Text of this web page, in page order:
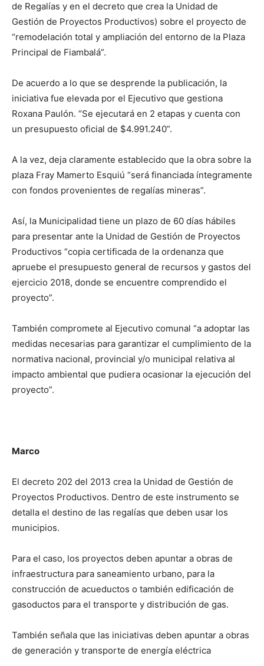
de Regalías y en el decreto que crea la Unidad de
Gestión de Proyectos Productivos) sobre el proyecto de
“remodelación total y ampliación del entorno de la Plaza
Principal de Fiambalá”.
De acuerdo a lo que se desprende la publicación, la
iniciativa fue elevada por el Ejecutivo que gestiona
Roxana Paulón. “Se ejecutará en 2 etapas y cuenta con
un presupuesto oficial de $4.991.240”.
A la vez, deja claramente establecido que la obra sobre la
plaza Fray Mamerto Esquiú “será financiada íntegramente
con fondos provenientes de regalías mineras”.
Así, la Municipalidad tiene un plazo de 60 días hábiles
para presentar ante la Unidad de Gestión de Proyectos
Productivos “copia certificada de la ordenanza que
apruebe el presupuesto general de recursos y gastos del
ejercicio 2018, donde se encuentre comprendido el
proyecto”.
También compromete al Ejecutivo comunal “a adoptar las
medidas necesarias para garantizar el cumplimiento de la
normativa nacional, provincial y/o municipal relativa al
impacto ambiental que pudiera ocasionar la ejecución del
proyecto”.
Marco
El decreto 202 del 2013 crea la Unidad de Gestión de
Proyectos Productivos. Dentro de este instrumento se
detalla el destino de las regalías que deben usar los
municipios.
Para el caso, los proyectos deben apuntar a obras de
infraestructura para saneamiento urbano, para la
construcción de acueductos o también edificación de
gasoductos para el transporte y distribución de gas.
También señala que las iniciativas deben apuntar a obras
de generación y transporte de energía eléctrica